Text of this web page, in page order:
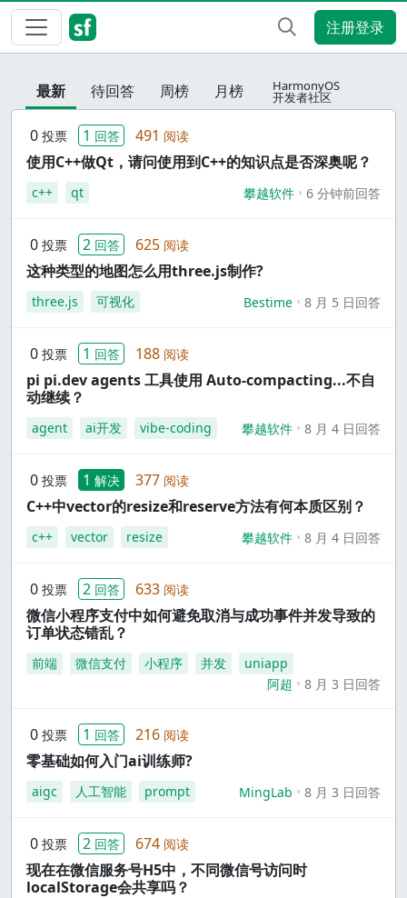
注册登录
最新 待回答 周榜 月榜 HarmonyOS
开发者社区
0 投票 1 回答 491 阅读
使用C++做Qt，请问使用到C++的知识点是否深奥呢？
c++ qt 攀越软件 6 分钟前回答
0 投票 2 回答 625 阅读
这种类型的地图怎么用three.js制作?
three.js 可视化 Bestime 8 月 5 日回答
0 投票 1 回答 188 阅读
pi pi.dev agents 工具使用 Auto-compacting...不自
动继续？
agent ai开发 vibe-coding 攀越软件 8 月 4 日回答
0 投票 1 解决 377 阅读
C++中vector的resize和reserve方法有何本质区别？
c++ vector resize 攀越软件 8 月 4 日回答
0 投票 2 回答 633 阅读
微信小程序支付中如何避免取消与成功事件并发导致的
订单状态错乱？
前端 微信支付 小程序 并发
uniapp
阿超
8 月 3 日回答
0 投票 1 回答 216 阅读
零基础如何入门ai训练师?
aigc 人工智能 prompt MingLab 8 月 3 日回答
0 投票 2 回答 674 阅读
现在在微信服务号H5中，不同微信号访问时
localStorage会共享吗？